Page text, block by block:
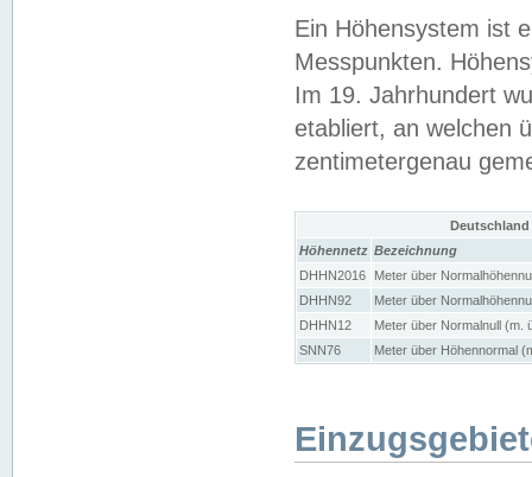
Ein Höhensystem ist
Messpunkten.
Im 19. Jahrhundert
etabliert, an welchen
zentimetergenau
Höhennetz Bezeichnung
DHHN2016
Meter über
DHHN92
Meter über
DHHN12
Meter über Normalnull (m.
SNN76
Meter über Höhennormal